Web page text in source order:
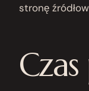
stronę